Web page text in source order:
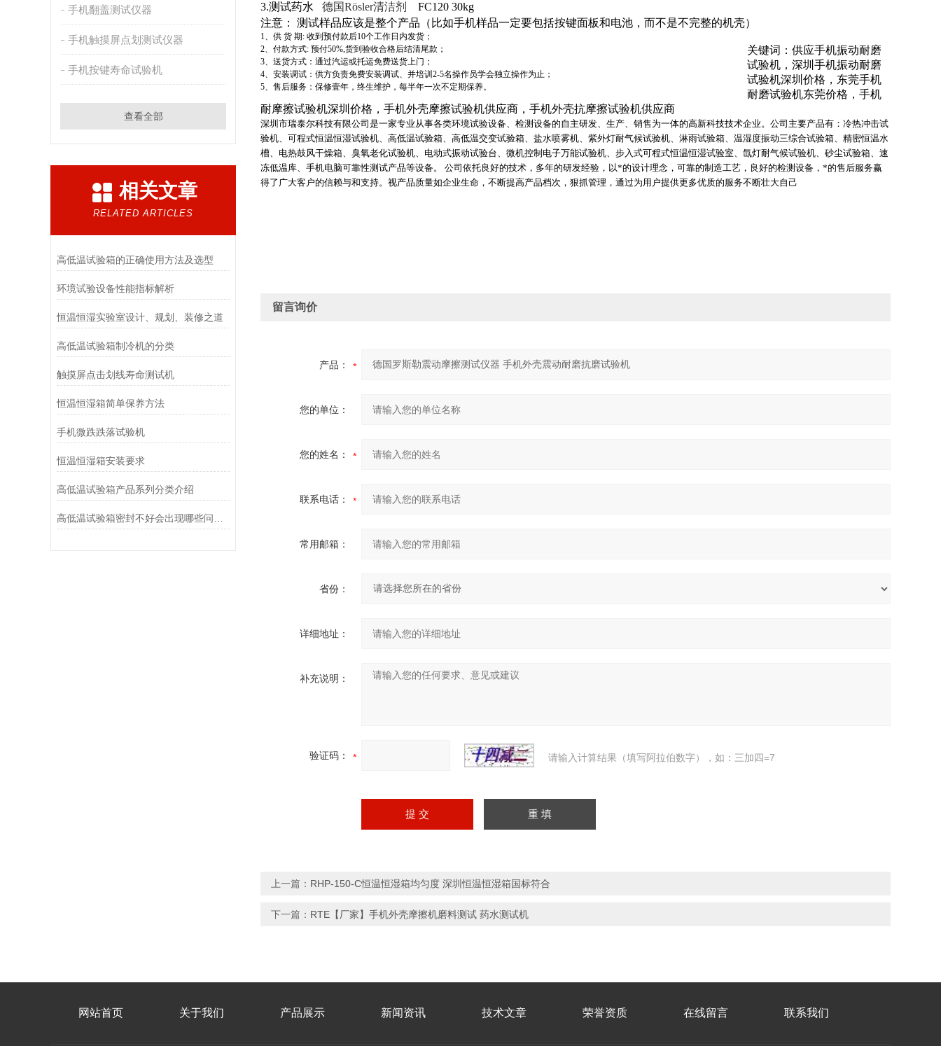
手机翻盖测试仪器
手机触摸屏点划测试仪器
手机按键寿命试验机
查看全部
相关文章
RELATED ARTICLES
高低温试验箱的正确使用方法及选型
环境试验设备性能指标解析
恒温恒湿实验室设计、规划、装修之道
高低温试验箱制冷机的分类
触摸屏点击划线寿命测试机
恒温恒湿箱简单保养方法
手机微跌跌落试验机
恒温恒湿箱安装要求
高低温试验箱产品系列分类介绍
3.测试药水 德国Rösler清洁剂
FC120 30kg
注意：
测试样品应该是整个产品（比如手机样品一定要包括按键面板和电池，而不是不完整的机壳）
1、供 货 期: 收到预付款后10个工作日内发货；
2、付款方式: 预付50%,货到验收合格后结清尾款；
3、送货方式：通过汽运或托运免费送货上门；
4、安装调试：供方负责免费安装调试、并培训 2-5名操作员学会独立操作为止；
5、售后服务：保修壹年，终生维护，每半年一次不定期保养。
关键词：供应手机振动耐磨
试验机，深圳手机振动耐磨
试验机深圳价格，东莞手机
耐磨试验机东莞价格，手机
耐摩擦试验机深圳价格，手机外壳摩擦试验机供应商，手机外壳抗摩擦试验机供应商
深圳市瑞泰尔科技有限公司是一家专业从事各类环境试验设备、检测设备的自主研发、生产、销售为一体的高新科技技术企业。公司主要产品有：冷热冲击试
验机、可程式恒温恒湿试验机、高低温试验箱、高低温交变试验箱、盐水喷雾机、紫外灯耐气候试验机、淋雨试验箱、温湿度振动三综合试验箱、精密恒温水
槽、电热鼓风干燥箱、臭氧老化试验机、电动式振动试验台、微机控制电子万能试验机、步入式可程式恒温恒湿试验室、氙灯耐气候试验机、砂尘试验箱、速
冻低温库、手机电脑可靠性测试产品等设备。 公司依托良好的技术，多年的研发经验，以*的设计理念，可靠的制造工艺，良好的检测设备，*的售后服务赢
得了广大客户的信赖与和支持。视产品质量如企业生命，不断提高产品档次，狠抓管理，通过为用户提供更多优质的服务不断壮大自己
留言询价
产品：
您的单位：
您的姓名：
联系电话：
常用邮箱：
省份：
详细地址：
补充说明：
验证码： 请输入计算结果（填写阿拉伯数字），如：三加四=7
上一篇： RHP-150-C恒温恒湿箱均匀度 深圳恒温恒湿箱国标符合
下一篇： RTE【厂家】手机外壳摩擦机磨料测试 药水测试机
网站首页 关于我们 产品展示 新闻资讯 技术文章 荣誉资质 在线留言 联系我们